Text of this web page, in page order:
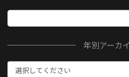
年別アーカ